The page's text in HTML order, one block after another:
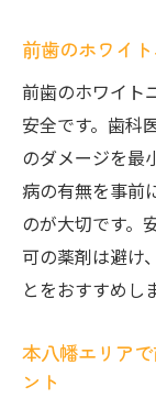
保険
短期間で
前歯
法
前歯
とは
デュ
短期
前歯のホワイ
前歯のホワイト
安全です。歯科
のダメージを最
病の有無を事前
のが大切です。
可の薬剤は避け
とをおすすめし
本八幡エリア
ント